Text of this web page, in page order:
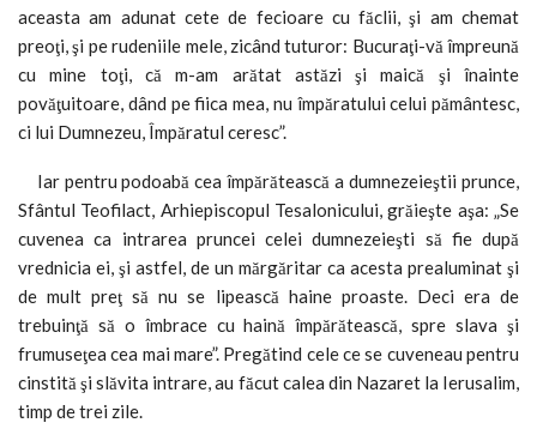
aceasta am adunat cete de fecioare cu făclii, şi am chemat
preoţi, şi pe rudeniile mele, zicând tuturor: Bucuraţi-vă împreună
cu mine toţi, că m-am arătat astăzi şi maică şi înainte
povăţuitoare, dând pe fiica mea, nu împăratului celui pământesc,
ci lui Dumnezeu, Împăratul ceresc”.
Iar pentru podoabă cea împărătească a dumnezeieştii prunce,
Sfântul Teofilact, Arhiepiscopul Tesalonicului, grăieşte aşa: „Se
cuvenea ca intrarea pruncei celei dumnezeieşti să fie după
vrednicia ei, şi astfel, de un mărgăritar ca acesta prealuminat şi
de mult preţ să nu se lipească haine proaste. Deci era de
trebuinţă să o îmbrace cu haină împărătească, spre slava şi
frumuseţea cea mai mare”. Pregătind cele ce se cuveneau pentru
cinstită şi slăvita intrare, au făcut calea din Nazaret la Ierusalim,
timp de trei zile.